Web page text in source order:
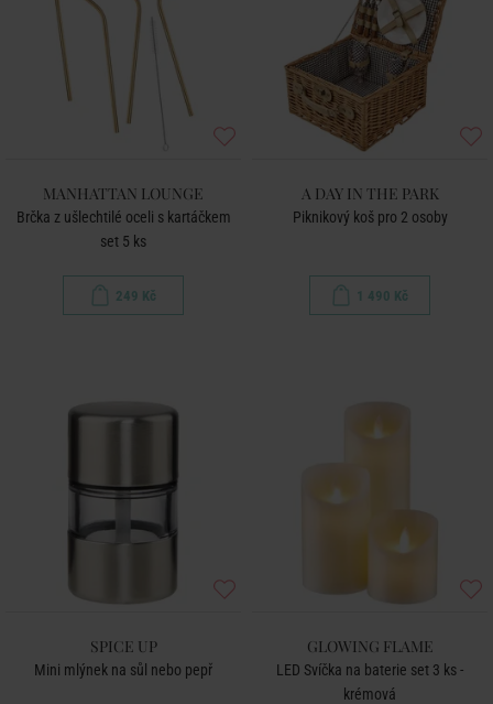
MANHATTAN LOUNGE
Brčka z ušlechtilé oceli s kartáčkem
set 5 ks
249 Kč
A DAY IN THE PARK
Piknikový koš pro 2 osoby
1 490 Kč
SPICE UP
Mini mlýnek na sůl nebo pepř
GLOWING FLAME
LED Svíčka na baterie set 3 ks -
krémová